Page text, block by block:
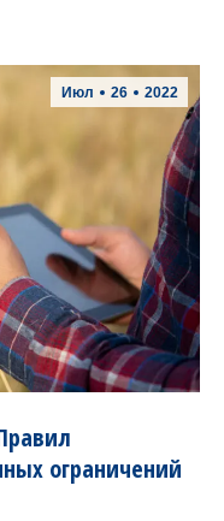
Июл 26 2022
ограничений